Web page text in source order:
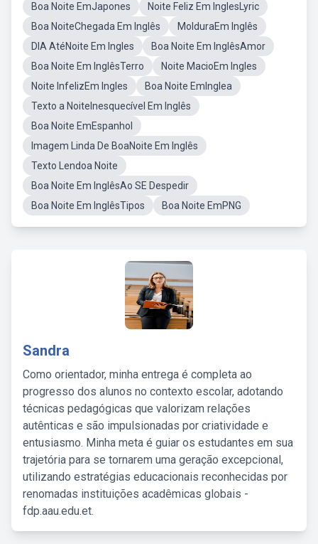
Boa Noite EmJapones
Noite Feliz Em InglesLyric
Boa NoiteChegada Em Inglês
MolduraEm Inglês
DIA AtéNoite Em Ingles
Boa Noite Em InglêsAmor
Boa Noite Em InglêsTerro
Noite MacioEm Ingles
Noite InfelizEm Ingles
Boa Noite EmInglea
Texto a NoiteInesquecível Em Inglês
Boa Noite EmEspanhol
Imagem Linda De BoaNoite Em Inglês
Texto Lendoa Noite
Boa Noite Em InglêsAo SE Despedir
Boa Noite Em InglêsTipos
Boa Noite EmPNG
Sandra
Como orientador, minha entrega é completa ao
progresso dos alunos no contexto escolar, adotando
técnicas pedagógicas que valorizam relações
autênticas e são impulsionadas por criatividade e
entusiasmo. Minha meta é guiar os estudantes em sua
trajetória para se tornarem uma geração excepcional,
utilizando estratégias educacionais reconhecidas por
renomadas instituições acadêmicas globais -
fdp.aau.edu.et.